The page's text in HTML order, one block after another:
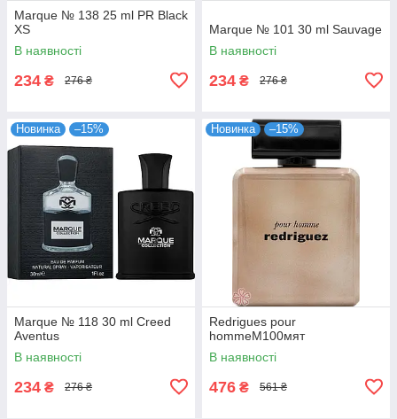
Marque № 138 25 ml PR Black
XS
В наявності
234 ₴ 276 ₴
Marque № 101 30 ml Sauvage
В наявності
234 ₴ 276 ₴
Новинка –15%
Marque № 118 30 ml Creed
Aventus
В наявності
234 ₴ 276 ₴
Новинка –15%
Redrigues pour
hommeM100мят
В наявності
476 ₴ 561 ₴